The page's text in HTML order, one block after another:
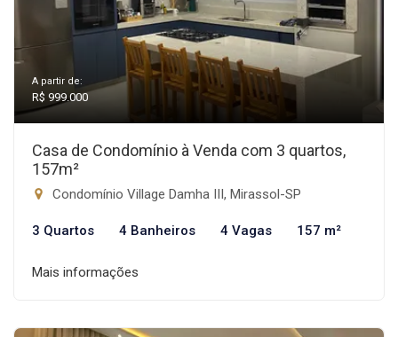
A partir de:
R$ 999.000
Casa de Condomínio à Venda com 3 quartos,
157m²
Condomínio Village Damha III, Mirassol-SP
3 Quartos 4 Banheiros 4 Vagas 157 m²
Mais informações